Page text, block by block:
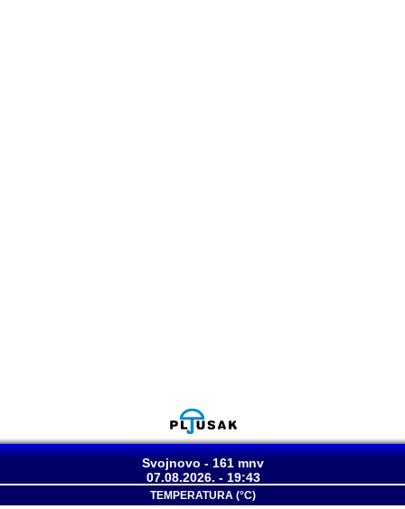
Svojnovo - 161 mnv
07.08.2026. - 19:43
TEMPERATURA (°C)